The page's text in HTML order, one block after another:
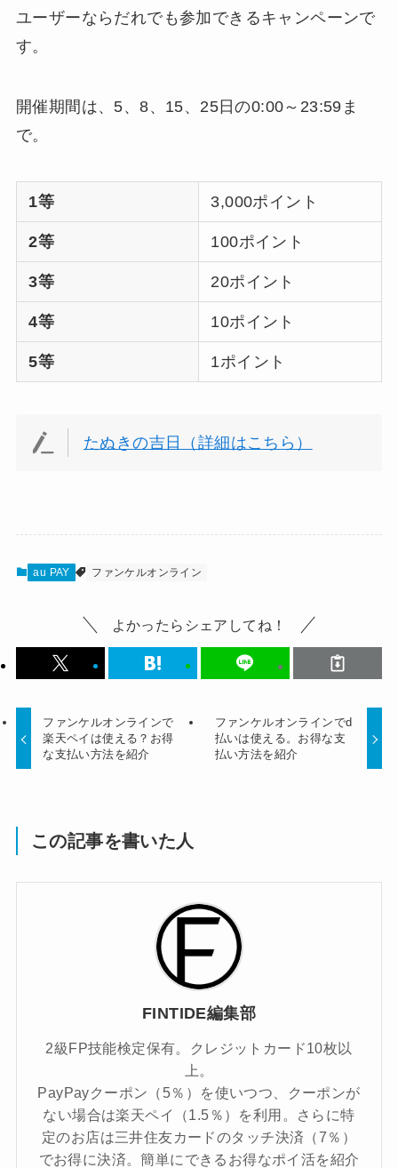
ユーザーならだれでも参加できるキャンペーンで
す。
開催期間は、5、8、15、25日の0:00～23:59ま
で。
1等 3,000ポイント
2等 100ポイント
3等 20ポイント
4等 10ポイント
5等 1ポイント
たぬきの吉日（詳細はこちら）
au PAY ファンケルオンライン
よかったらシェアしてね！
ファンケルオンラインで
楽天ペイは使える？お得
な支払い方法を紹介
ファンケルオンラインでd
払いは使える。お得な支
払い方法を紹介
この記事を書いた人
FINTIDE編集部
2級FP技能検定保有。クレジットカード10枚以
上。
PayPayクーポン（5％）を使いつつ、クーポンが
ない場合は楽天ペイ（1.5％）を利用。さらに特
定のお店は三井住友カードのタッチ決済（7％）
でお得に決済。簡単にできるお得なポイ活を紹介